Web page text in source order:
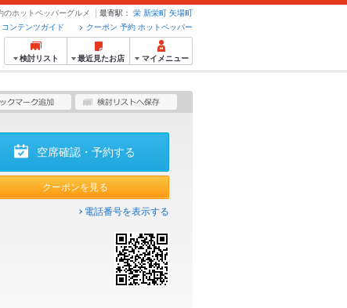
ホットペッパーグルメ 最寄駅： 栄 新栄町 矢場町
クーポン 予約 ホットペッパー
コンテンツガイド
検討リスト 最近見たお店 マイメニュー
空席確認・予約する
クーポンを見る
電話番号を表示する